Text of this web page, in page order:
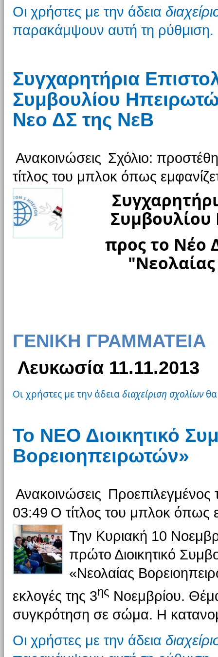
Οι χρήστες με την άδεια
παρακάμψουν αυτή τη ρύθμιση.
Συγχαρητήρια
Συμβουλίου
Νεο ΔΣ της ΝεΒ
Ανακοινώσεις Σχόλιο:
τίτλος του μπλοκ όπως
προς το Νέο
ΓΕΝΙΚΗ ΓΡΑΜΜΑΤΕΙΑ
Λευκωσία 11.11.2013
Οι χρήστες με την άδειαδιαχείριση σχολίωνθα
Το ΝΕΟ Διοικητικό
Βορειοηπειρωτών»
Ανακοινώσεις
03:49 Ο τίτλος του μπλοκ όπως
Την Κυριακή 10
πρώτο Διοικητικό
«Νεολαίας
εκλογές της 3ης Νοεμβρίου.
συγκρότηση σε σώμα. Η
Οι χρήστες με την άδεια